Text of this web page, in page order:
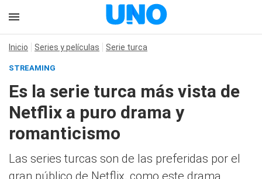
Inicio Series y películas Serie turca
STREAMING
Es la serie turca más vista de
Netflix a puro drama y
romanticismo
Las series turcas son de las preferidas por el
gran público de Netflix, como este drama